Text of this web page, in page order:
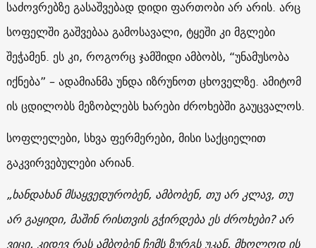
საძოვრებზე გასაშვებად დიდი ფართობი არ არის. არც
სოფელში გაშვებაა გამოსავალი, ტყეში კი მგლები
შეჭამენ. ეს კი, როგორც ჯამშიდი ამბობს, “უნამუსობა
იქნება” – ადამიანმა უნდა იზრუნოთ ცხოველზე. ამიტომ
ის ცდილობს მეზობლებს ხარები ძროხებში გაუცვალოს.
სოფლელები, სხვა ფერმერები, მისი საქციელით
გაკვირვებულები არიან.
„ხანდახან მსაყვედურობენ, ამბობენ, თუ არკლავ, თუ
არგაყიდი, მაშინ რისთვისგჭირდებაეს ძროხები?არ
ვიცი, კიდევ რას ამბობენ ჩემს ზურგს უკან, მხოლოდ ის